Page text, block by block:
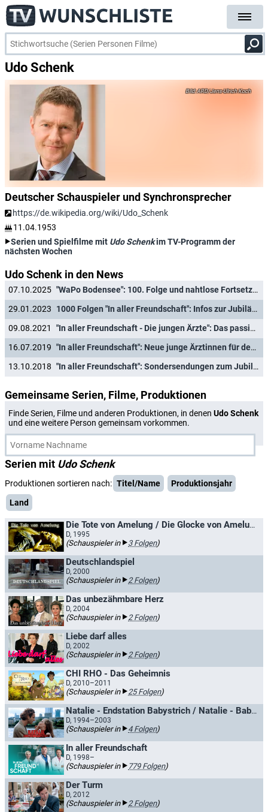
Udo Schenk
ARD/Jens-Ulrich Koch
Deutscher Schauspieler und Synchronsprecher
https://de.wikipedia.org/wiki/Udo_Schenk
11.04.1953
Serien und Spielfilme mit Udo Schenkim TV-Programm der
nächsten Wochen
Udo Schenk in den News
07.10.2025
"WaPo Bodensee": 100. Folge und nahtlose Fortsetzung mit achter Staffel
29.01.2023
1000 Folgen "In aller Freundschaft": Infos zur Jubiläumsfolge, Zahlen und Fakten zur Erfolgsgeschichte
09.08.2021
"In aller Freundschaft - Die jungen Ärzte": Das passiert in den neuen Folgen
16.07.2019
"In aller Freundschaft": Neue junge Ärztinnen für den Vorabend
13.10.2018
"In aller Freundschaft": Sondersendungen zum Jubiläum
Gemeinsame Serien, Filme, Produktionen
Finde Serien, Filme und anderen Produktionen, in denen Udo Schenk
und eine weitere Person gemeinsam vorkommen.
Serien mit Udo Schenk
Produktionen sortieren nach: Titel/Name
Produktionsjahr
Land
Die Tote von Amelung / Die Glocke von Amelung
D, 1995
(Schauspieler in 3 Folgen)
Deutschlandspiel
D, 2000
(Schauspieler in 2 Folgen)
Das unbezähmbare Herz
D, 2004
(Schauspieler in 2 Folgen)
Liebe darf alles
D, 2002
(Schauspieler in 2 Folgen)
CHI RHO - Das Geheimnis
D, 2010–2011
(Schauspieler in 25 Folgen)
Natalie - Endstation Babystrich / Natalie - Babystrich Ostblock
D, 1994–2003
(Schauspieler in 4 Folgen)
In aller Freundschaft
D, 1998–
(Schauspieler in 779 Folgen)
Der Turm
D, 2012
(Schauspieler in 2 Folgen)